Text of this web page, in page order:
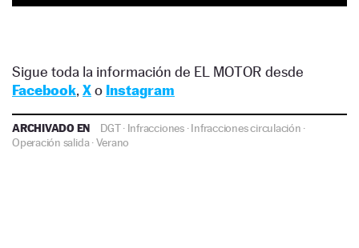
Sigue toda la información de EL MOTOR desde
Facebook, Xo Instagram
ARCHIVADO EN DGT· Infracciones·Infracciones circulación ·
Operación salida·Verano